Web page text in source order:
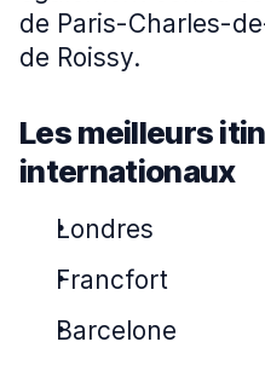
de Paris-Charles-
de Roissy.
Les meilleurs
internationaux
Londres
Francfort
Barcelone